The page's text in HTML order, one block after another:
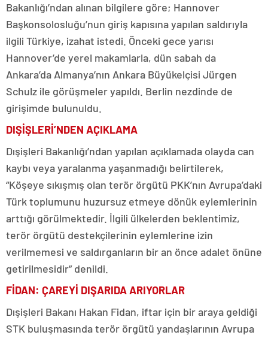
Bakanlığı’ndan alınan bilgilere göre; Hannover
Başkonsolosluğu’nun giriş kapısına yapılan saldırıyla
ilgili Türkiye, izahat istedi. Önceki gece yarısı
Hannover’de yerel makamlarla, dün sabah da
Ankara’da Almanya’nın Ankara Büyükelçisi Jürgen
Schulz ile görüşmeler yapıldı. Berlin nezdinde de
girişimde bulunuldu.
DIŞİŞLERİ’NDEN AÇIKLAMA
Dışişleri Bakanlığı’ndan yapılan açıklamada olayda can
kaybı veya yaralanma yaşanmadığı belirtilerek,
“Köşeye sıkışmış olan terör örgütü PKK’nın Avrupa’daki
Türk toplumunu huzursuz etmeye dönük eylemlerinin
arttığı görülmektedir. İlgili ülkelerden beklentimiz,
terör örgütü destekçilerinin eylemlerine izin
verilmemesi ve saldırganların bir an önce adalet önüne
getirilmesidir” denildi.
FİDAN: ÇAREYİ DIŞARIDA ARIYORLAR
Dışişleri Bakanı Hakan Fidan, iftar için bir araya geldiği
STK buluşmasında terör örgütü yandaşlarının Avrupa